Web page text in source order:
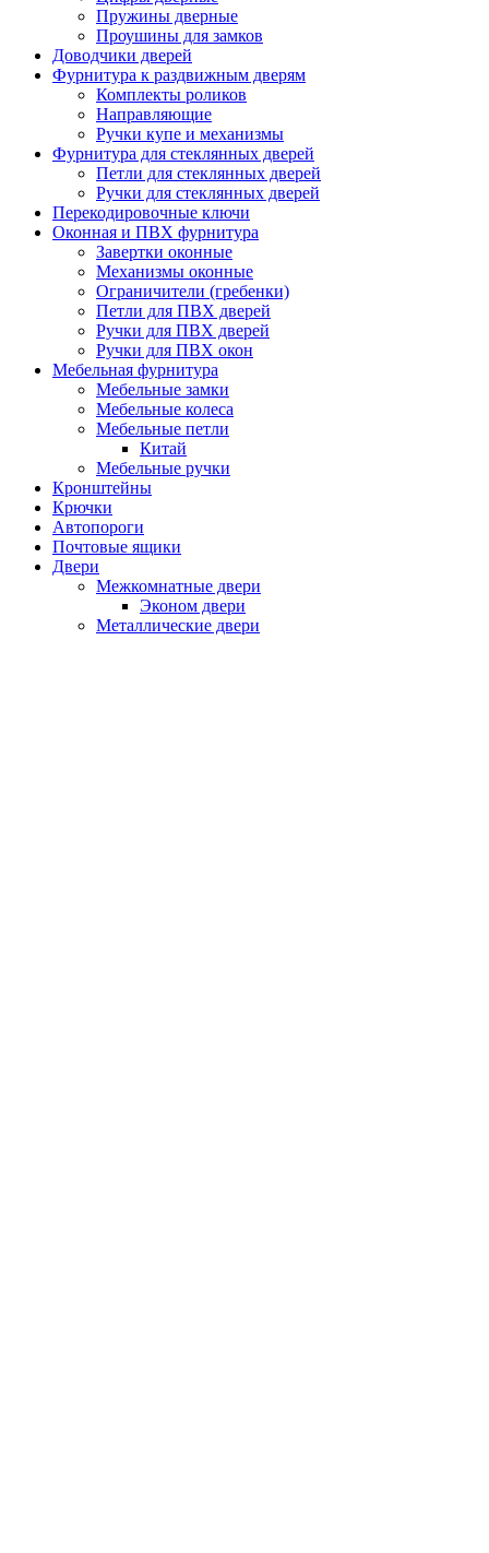
Пружины дверные
Проушины для замков
Доводчики дверей
Фурнитура к раздвижным дверям
Комплекты роликов
Направляющие
Ручки купе и механизмы
Фурнитура для стеклянных дверей
Петли для стеклянных дверей
Ручки для стеклянных дверей
Перекодировочные ключи
Оконная и ПВХ фурнитура
Завертки оконные
Механизмы оконные
Ограничители (гребенки)
Петли для ПВХ дверей
Ручки для ПВХ дверей
Ручки для ПВХ окон
Мебельная фурнитура
Мебельные замки
Мебельные колеса
Мебельные петли
Китай
Мебельные ручки
Кронштейны
Крючки
Автопороги
Почтовые ящики
Двери
Межкомнатные двери
Эконом двери
Металлические двери